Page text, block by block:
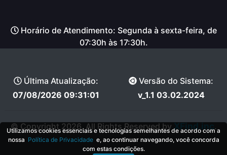
Horário de Atendimento: Segunda à sexta-feira, de
07:30h às 17:30h.
Última Atualização:
07/08/2026 09:31:01
Versão do Sistema:
v_1.1 03.02.2024
© Copyright 2026, All Rights Reserved by XFind.inc .
Utilizamos cookies essenciais e tecnologias semelhantes de acordo com a
nossa Política de Privacidadee, ao continuar navegando, você concorda
com estas condições.